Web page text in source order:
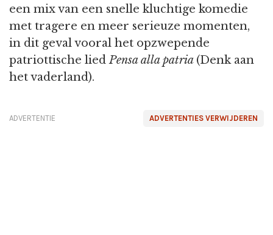
een mix van een snelle kluchtige komedie
met tragere en meer serieuze momenten,
in dit geval vooral het opzwepende
patriottische liedPensa alla patria (Denk aan
het vaderland).
ADVERTENTIES VERWIJDEREN
ADVERTENTIE